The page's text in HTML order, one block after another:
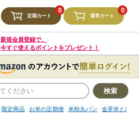
定期カート
0
通常カート
0
新規会員登録で、
今すぐ使えるポイントをプレゼント！
検索
限定商品 お米の定期便 米粉丸パン 金芽米とは
限定商品 お米の定期便 米粉丸パン 金芽米とは